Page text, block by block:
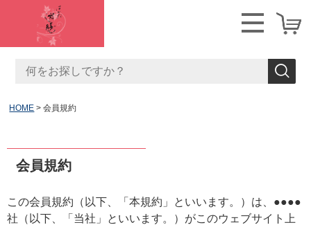
HOME 会員規約
会員規約
この会員規約（以下、「本規約」といいます。）は、●●●●
社（以下、「当社」といいます。）がこのウェブサイト上